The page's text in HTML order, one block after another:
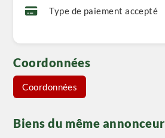
Type de paiement accepté
Coordonnées
Coordonnées
Biens du même annonceur